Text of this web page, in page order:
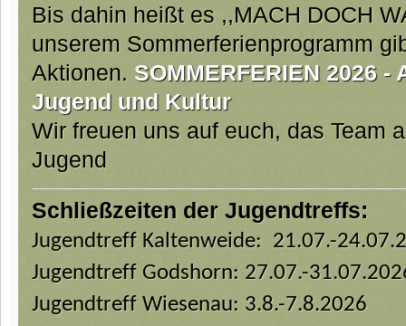
Bis dahin heißt es ,,MACH DOCH
unserem Sommerferienprogramm
Aktionen. SOMMERFERIEN 2026
Jugend und Kultur
Wir freuen uns auf euch, das Team
Jugend
Schließzeiten der Jugendtreffs:
Jugendtreff Kaltenweide: 21.07.-
Jugendtreff Godshorn: 27.07.-
Jugendtreff Wiesenau: 3.8.-7.8.2026